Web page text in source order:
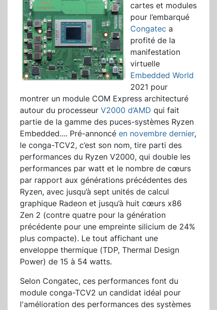
cartes et modules
pour l’embarqué
Congatec a
profité de la
manifestation
virtuelle
Embedded World
2021 pour
montrer un module COM Express architecturé
autour du processeur V2000 d’AMD qui fait
partie de la gamme des puces-systèmes Ryzen
Embedded.... Pré-annoncé en novembre dernier,
le conga-TCV2, c’est son nom, tire parti des
performances du Ryzen V2000, qui double les
performances par watt et le nombre de cœurs
par rapport aux générations précédentes des
Ryzen, avec jusqu’à sept unités de calcul
graphique Radeon et jusqu’à huit cœurs x86
Zen 2 (contre quatre pour la génération
précédente pour une empreinte silicium de 24%
plus compacte). Le tout affichant une
enveloppe thermique (TDP, Thermal Design
Power) de 15 à 54 watts.
Selon Congatec, ces performances font du
module conga-TCV2 un candidat idéal pour
l'amélioration des performances des systèmes